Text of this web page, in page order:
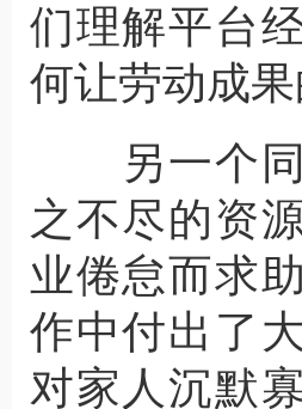
们理解平台
何让劳动成
另一个同
之不尽的资
业倦怠而求
作中付出了
对家人沉默